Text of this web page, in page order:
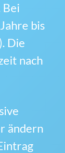
Bei
bis
Die
nach
ändern